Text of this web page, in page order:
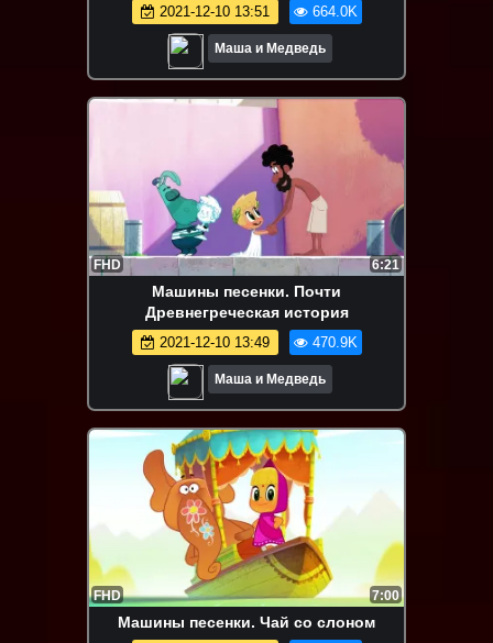
2021-12-10 13:51 664.0K
Маша и Медведь
FHD 6:21
Машины песенки. Почти
Древнегреческая история
2021-12-10 13:49 470.9K
Маша и Медведь
FHD 7:00
Машины песенки. Чай со слоном